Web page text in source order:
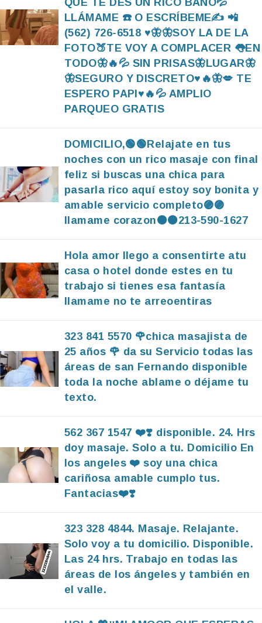
QUE TE DES UN RICO BAÑO💦
LLÁMAME ☎️ O ESCRÍBEME✍️ 📲
(562) 726-6518 ♥️🦋🦋SOY LA DE LA
FOTO🍑TE VOY A COMPLACER 👅EN
TODO🦋🔥💦 SIN PRISAS🦋LUGAR🦋
🦋SEGURO Y DISCRETO♥️🔥🦋💋 TE
ESPERO PAPI♥️🔥💦 AMPLIO
PARQUEO GRATIS
DOMICILIO,🟢🟢Relajate en tus
noches con un rico masaje con final
feliz si buscas una chica para
pasarla rico aquí estoy soy bonita y
amable servicio completo🟣🟣
llamame corazon🟠🟠213-590-1627
Hola amor llego a consentirte atu
casa o hotel donde estes en tu
trabajo si tienes esa fantasía
llamame no te arreoentiras
323 841 5570 🌹chica masajista de
25 años 🌹 da su Servicio todas las
áreas de san Fernando disponible
toda la noche ablame o déjame tu
texto.
562 367 1547 ❤️❣️ disponible. 24. Hrs
doy masaje. Solo a tu. Domicilio En
los angeles ❤️ soy una chica
cariñosa amable cumplo tus.
Fantacias❤️❣️
323 328 4844. Masaje. Relajante.
Solo voy a tu domicilio. Disponible.
Las 24 hrs. Trabajo en todas las
áreas de los ángeles y también en
el valle.